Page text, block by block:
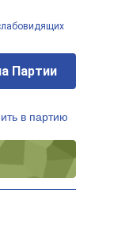
Партии
в партию